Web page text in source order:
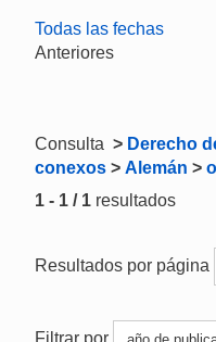
Todas las fechas
Anteriores
Consulta > Derecho
conexos > Alemán >
1 - 1 / 1 resultados
Resultados por página
Filtrar por